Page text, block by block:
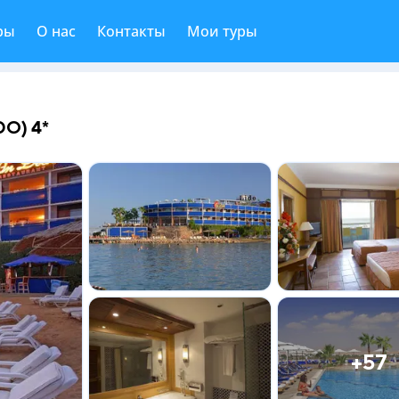
О нас Контакты Мои туры
4*
+57